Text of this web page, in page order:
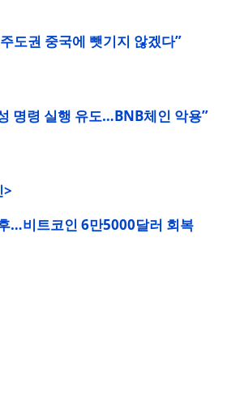
도권 중국에 뺏기지 않겠다”
명령 실행 유도…BNB체인 악용”
>
…비트코인 6만5000달러 회복